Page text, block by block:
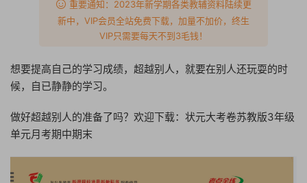
重要通知：2023年新学期各类教辅资料陆续更
新中，VIP会员全站免费下载，加量不加价，终生
VIP只需要每天不到3毛钱！
想要提高自己的学习成绩，超越别人，就要在别人还玩耍的时
候，自已静静的学习。
做好超越别人的准备了吗？欢迎下载：状元大考卷苏教版3年级
单元月考期中期末